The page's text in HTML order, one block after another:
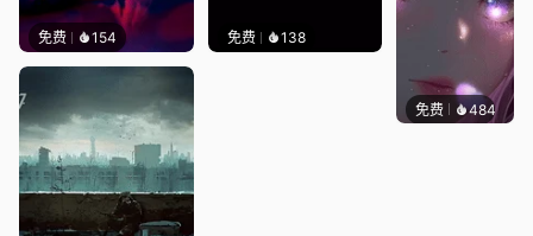
免费 154 免费 138
免费 484辰东